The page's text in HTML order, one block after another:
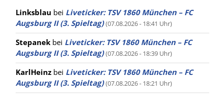
Linksblau bei Liveticker: TSV 1860 München – FC
Augsburg II (3. Spieltag) (07.08.2026 - 18:41 Uhr)
Stepanek bei Liveticker: TSV 1860 München – FC
Augsburg II (3. Spieltag) (07.08.2026 - 18:39 Uhr)
KarlHeinz bei Liveticker: TSV 1860 München – FC
Augsburg II (3. Spieltag) (07.08.2026 - 18:21 Uhr)